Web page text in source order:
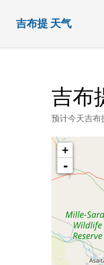
吉布提 天气
吉布
预计今天吉布
+
-